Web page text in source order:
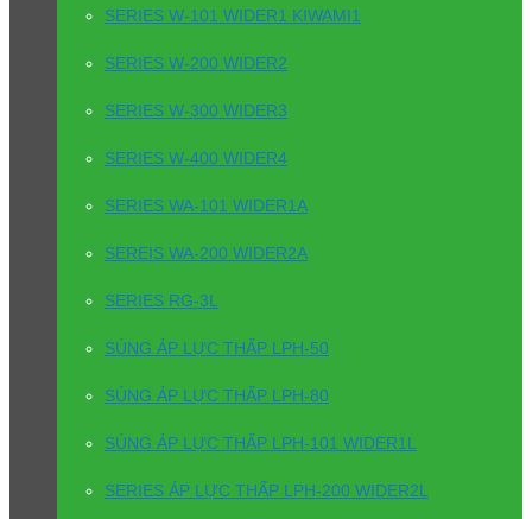
SERIES W-101 WIDER1 KIWAMI1
SERIES W-200 WIDER2
SERIES W-300 WIDER3
SERIES W-400 WIDER4
SERIES WA-101 WIDER1A
SEREIS WA-200 WIDER2A
SERIES RG-3L
SÚNG ÁP LỰC THẤP LPH-50
SÚNG ÁP LỰC THẤP LPH-80
SÚNG ÁP LỰC THẤP LPH-101 WIDER1L
SERIES ÁP LỰC THẤP LPH-200 WIDER2L